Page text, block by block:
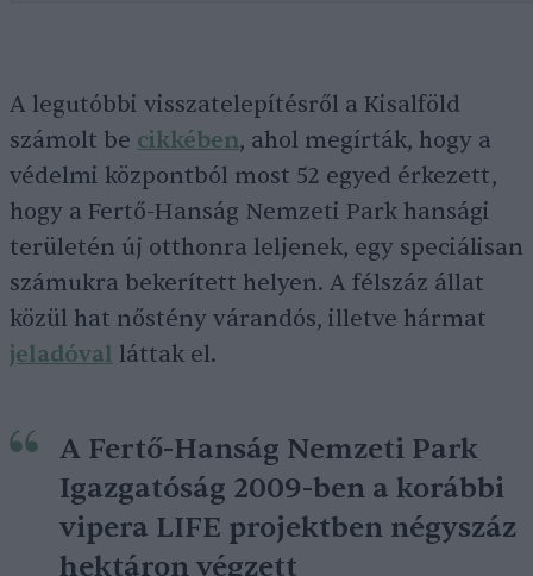
A legutóbbi visszatelepítésről a Kisalföld
számolt be cikkében, ahol megírták, hogy a
védelmi központból most 52 egyed érkezett,
hogy a Fertő-Hanság Nemzeti Park hansági
területén új otthonra leljenek, egy speciálisan
számukra bekerített helyen. A félszáz állat
közül hat nőstény várandós, illetve hármat
jeladóval láttak el.
A Fertő-Hanság Nemzeti Park
Igazgatóság 2009-ben a korábbi
vipera LIFE projektben négyszáz
hektáron végzett